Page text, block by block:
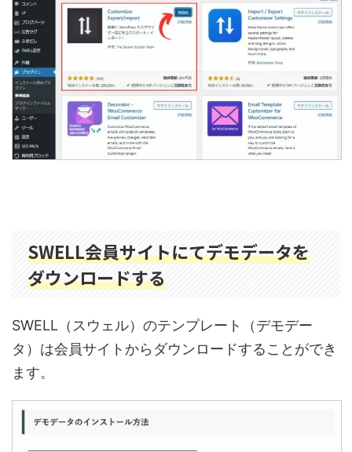
SWELL会員サイトにてデモデータを
ダウンロードする
SWELL（スウェル）のテンプレート（デモデー
タ）は会員サイトからダウンロードすることができ
ます。